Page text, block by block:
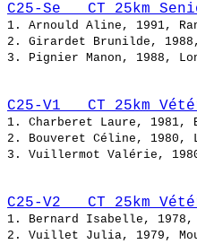
C25-Se   CT 25km
1. Arnould Aline,
2. Girardet Brunilde,
3. Pignier Manon,
C25-V1   CT 25km
1. Charberet
2. Bouveret Céline,
3. Vuillermot
C25-V2   CT 25km
1. Bernard
2. Vuillet Julia, 1979,